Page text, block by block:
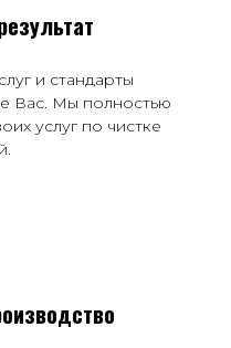
и стандарты
Вас. Мы полностью
услуг по чистке